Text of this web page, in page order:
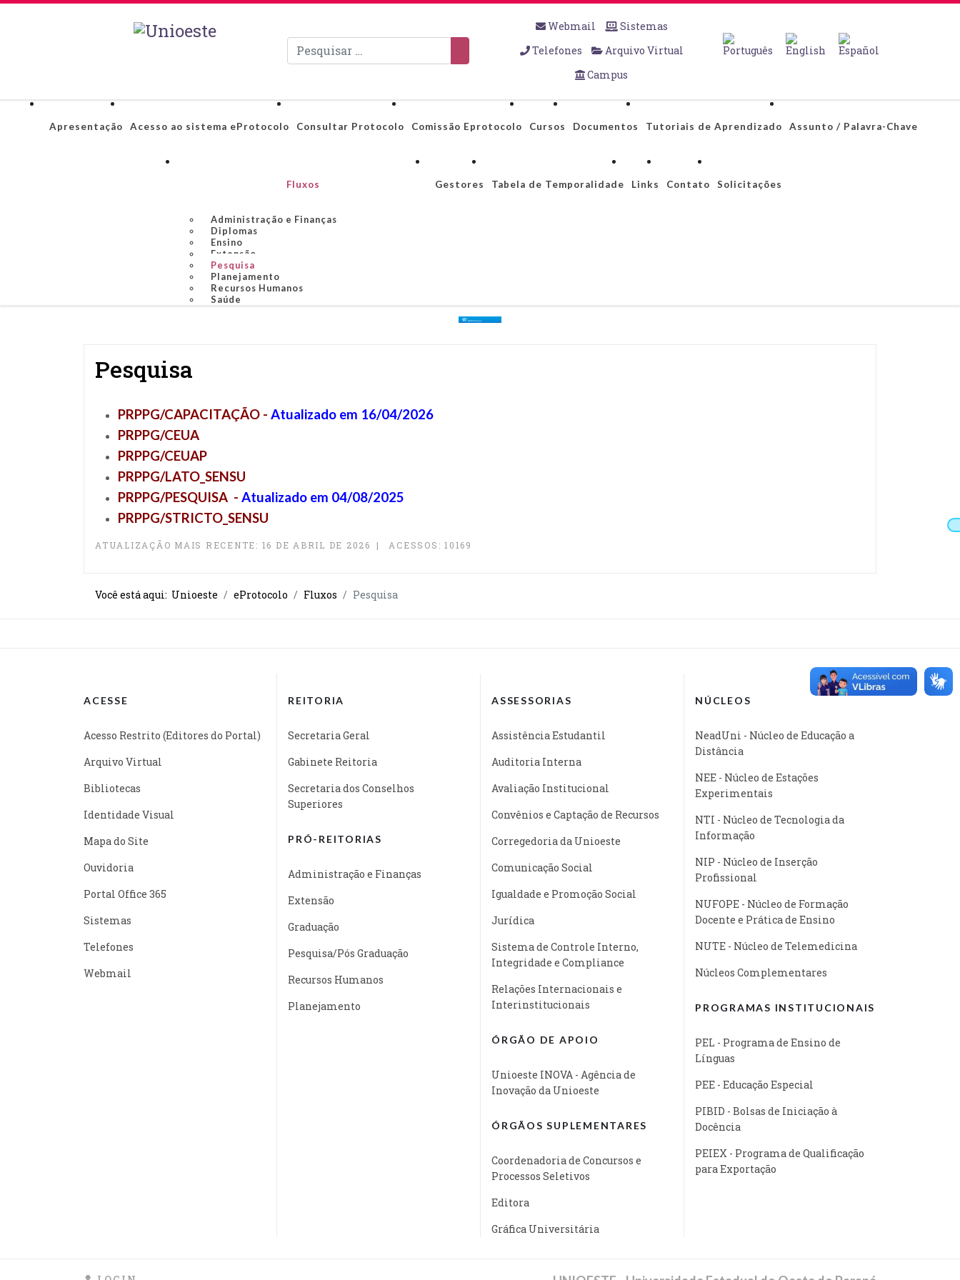
Pesquisar
Webmail
Sistemas
Telefones
Arquivo Virtual
Campus
Apresentação Acesso ao sistema eProtocolo Consultar Protocolo Comissão Eprotocolo Cursos Documentos Tutoriais de Aprendizado Assunto / Palavra-Chave
Fluxos
Administração e Finanças
Diplomas
Ensino
Extensão
Pesquisa
Planejamento
Recursos Humanos
Saúde
Gestores Tabela de Temporalidade Links Contato Solicitações
Pesquisa
PRPPG/CAPACITAÇÃO - Atualizado em 16/04/2026
PRPPG/CEUA
PRPPG/CEUAP
PRPPG/LATO_SENSU
PRPPG/PESQUISA - Atualizado em 04/08/2025
PRPPG/STRICTO_SENSU
ATUALIZAÇÃO MAIS RECENTE: 16 DE ABRIL DE 2026 ACESSOS: 10169
Você está aqui: Unioeste eProtocolo Fluxos Pesquisa
ACESSE
Acesso Restrito (Editores do Portal)
Arquivo Virtual
Bibliotecas
Identidade Visual
Mapa do Site
Ouvidoria
Portal Office 365
Sistemas
Telefones
Webmail
REITORIA
Secretaria Geral
Gabinete Reitoria
Secretaria dos Conselhos
Superiores
PRÓ-REITORIAS
Administração e Finanças
Extensão
Graduação
Pesquisa/Pós Graduação
Recursos Humanos
Planejamento
ASSESSORIAS
Assistência Estudantil
Auditoria Interna
Avaliação Institucional
Convênios e Captação de Recursos
Corregedoria da Unioeste
Comunicação Social
Igualdade e Promoção Social
Jurídica
Sistema de Controle Interno,
Integridade e Compliance
Relações Internacionais e
Interinstitucionais
ÓRGÃO DE APOIO
Unioeste INOVA - Agência de
Inovação da Unioeste
ÓRGÃOS SUPLEMENTARES
Coordenadoria de Concursos e
Processos Seletivos
Editora
Gráfica Universitária
NÚCLEOS
NeadUni - Núcleo de Educação a
Distância
NEE - Núcleo de Estações
Experimentais
NTI - Núcleo de Tecnologia da
Informação
NIP - Núcleo de Inserção
Profissional
NUFOPE - Núcleo de Formação
Docente e Prática de Ensino
NUTE - Núcleo de Telemedicina
Núcleos Complementares
PROGRAMAS INSTITUCIONAIS
PEL - Programa de Ensino de
Línguas
PEE - Educação Especial
PIBID - Bolsas de Iniciação à
Docência
PEIEX - Programa de Qualificação
para Exportação